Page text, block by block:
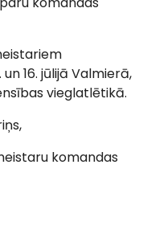
16. jūlijā Valmierā,
vieglatlētikā.
komandas